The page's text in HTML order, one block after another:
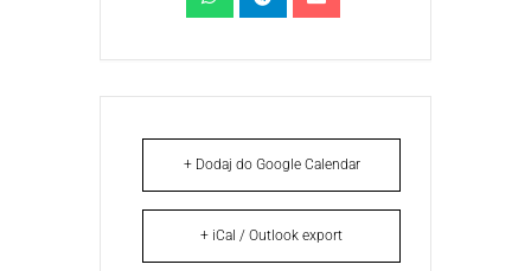
+ Dodaj do Google Calendar
+ iCal / Outlook export